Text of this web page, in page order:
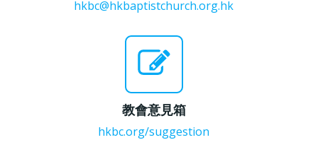
hkbc@hkbaptistchurch.org.hk
教會意見箱
hkbc.org/suggestion